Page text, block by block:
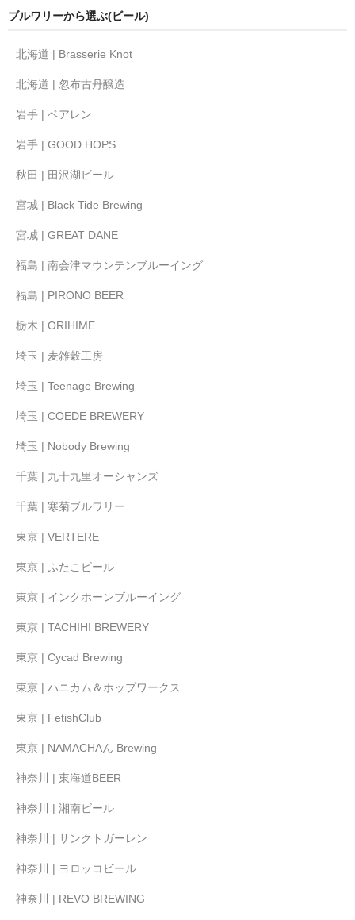
ブルワリーから選ぶ(ビール)
北海道 | Brasserie Knot
北海道 | 忽布古丹醸造
岩手 | ベアレン
岩手 | GOOD HOPS
秋田 | 田沢湖ビール
宮城 | Black Tide Brewing
宮城 | GREAT DANE
福島 | 南会津マウンテンブルーイング
福島 | PIRONO BEER
栃木 | ORIHIME
埼玉 | 麦雑穀工房
埼玉 | Teenage Brewing
埼玉 | COEDE BREWERY
埼玉 | Nobody Brewing
千葉 | 九十九里オーシャンズ
千葉 | 寒菊ブルワリー
東京 | VERTERE
東京 | ふたこビール
東京 | インクホーンブルーイング
東京 | TACHIHI BREWERY
東京 | Cycad Brewing
東京 | ハニカム＆ホップワークス
東京 | FetishClub
東京 | NAMACHAん Brewing
神奈川 | 東海道BEER
神奈川 | 湘南ビール
神奈川 | サンクトガーレン
神奈川 | ヨロッコビール
神奈川 | REVO BREWING